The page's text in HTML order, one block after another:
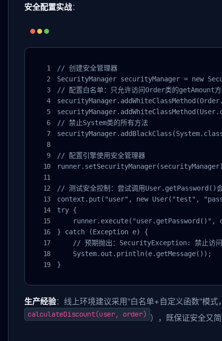
安全配置实战：
// 创建安全管理器
SecurityManager securityManager = new
// 配置白名单：只允许访问Order类的getAmount
// 禁止System类的所有方法
// 配置引擎使用安全管理器
// 测试安全控制：尝试调用User.getPassword()
context.put("user", new User("test",
try {
runner.execute("user.getPassword()",
} catch (Exception e) {
// 预期抛出：SecurityException: 禁止访
    System.out.println(e.getMessage());
}
生产经验：线上环境建议采用"白名单+自定义函数"模
calculateDiscount(user, order) ），既保证安全又